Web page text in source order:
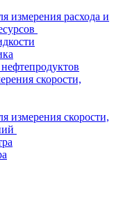
измерения расхода и
скорости,
измерения скорости,